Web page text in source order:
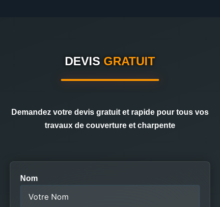
DEVIS GRATUIT
Demandez votre devis gratuit et rapide pour tous vos
travaux de couverture et charpente
Nom